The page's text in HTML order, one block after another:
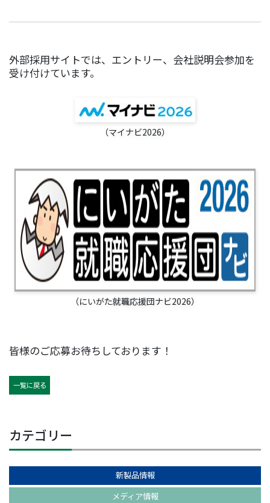
外部採用サイトでは、エントリー、会社説明会参加を
受け付けています。
（マイナビ2026）
（にいがた就職応援団ナビ2026）
皆様のご応募お待ちしております！
一覧に戻る
カテゴリー
新製品情報
メディア情報